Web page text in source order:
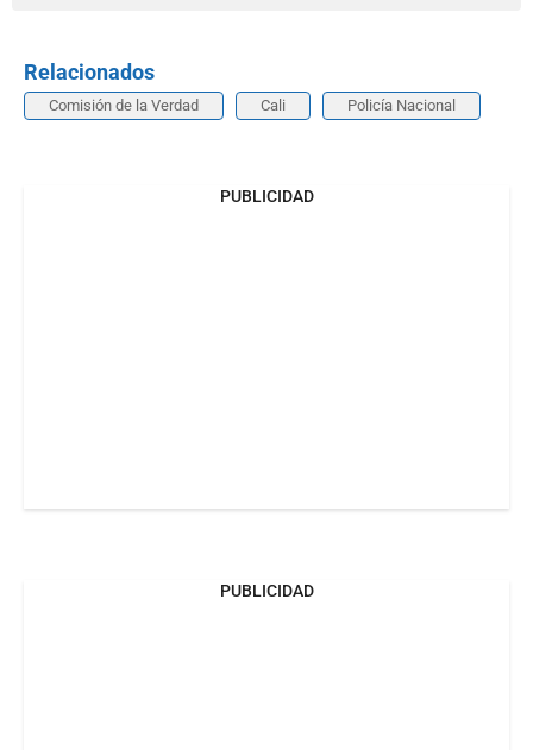
Relacionados
Comisión de la Verdad Cali Policía Nacional
PUBLICIDAD
PUBLICIDAD